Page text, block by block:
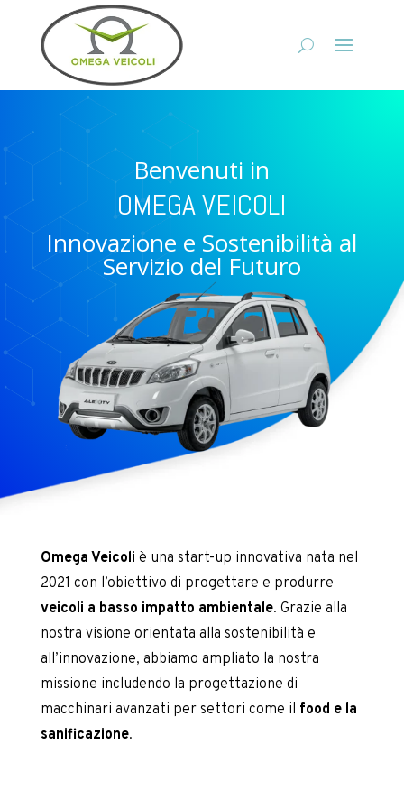
Benvenuti in
OMEGA VEICOLI
Innovazione e Sostenibilità al
Servizio del Futuro
Omega Veicoli è una start-up innovativa nata nel
2021 con l’obiettivo di progettare e produrre
veicoli a basso impatto ambientale. Grazie alla
nostra visione orientata alla sostenibilità e
all’innovazione, abbiamo ampliato la nostra
missione includendo la progettazione di
macchinari avanzati per settori come il food e la
sanificazione.